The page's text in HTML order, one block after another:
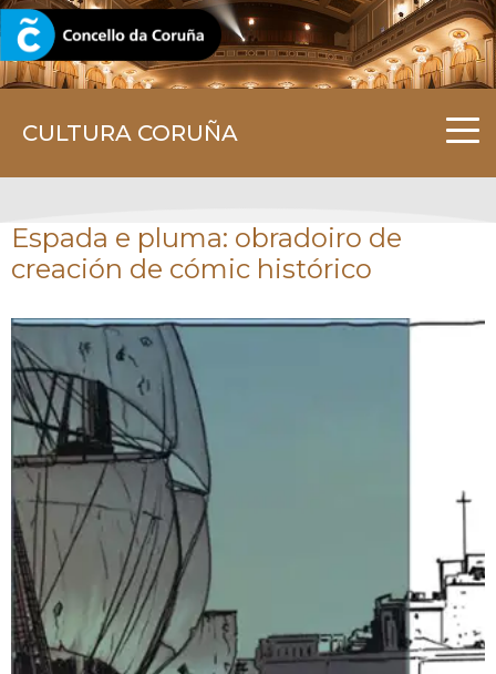
CULTURA CORUÑA
CORUNA.GAL
Espada e pluma: obradoiro de
creación de cómic histórico